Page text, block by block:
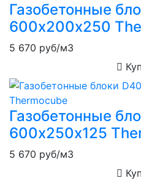
Газобетонные
600х200х250
5 670 руб/м3
Газобетонные
600х250х125
5 670 руб/м3